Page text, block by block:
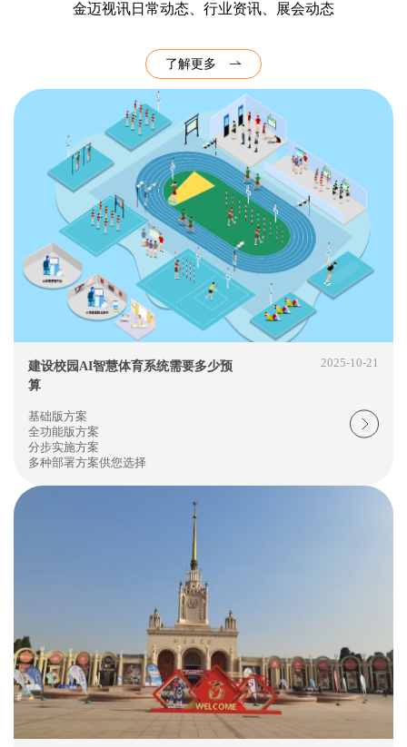
金迈视讯日常动态、行业资讯、展会动态
了解更多
建设校园AI智慧体育系统需要多少预
算
2025-10-21
基础版方案
全功能版方案
分步实施方案
多种部署方案供您选择